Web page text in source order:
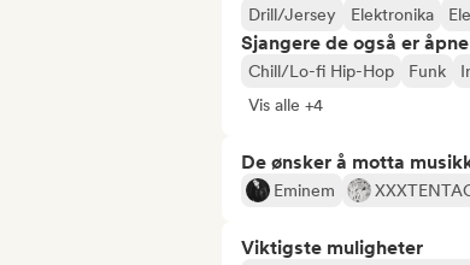
Drill/Jersey Elektronika
Sjangere de også er
Chill/Lo-fi Hip-Hop Funk
Vis alle +4
De ønsker å motta
Eminem
Viktigste muligheter